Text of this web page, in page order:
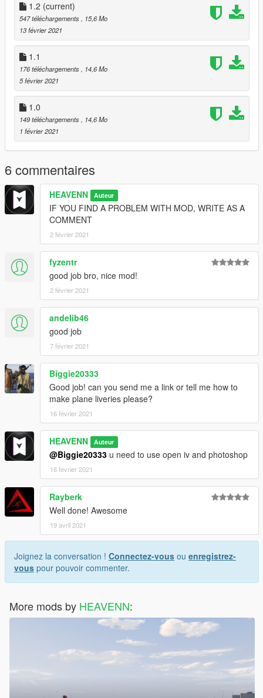
1.2 (current)
547 téléchargements
, 15,6 Mo
13 février 2021
1.1
176 téléchargements
, 14,6 Mo
5 février 2021
1.0
149 téléchargements
, 14,6 Mo
1 février 2021
6 commentaires
HEAVENN Auteur
IF YOU FIND A PROBLEM WITH MOD, WRITE AS A
COMMENT
2 février 2021
fyzentr
good job bro, nice mod!
2 février 2021
andelib46
good job
7 février 2021
Biggie20333
Good job! can you send me a link or tell me how to
make plane liveries please?
16 février 2021
HEAVENN Auteur
@Biggie20333 u need to use open iv and photoshop
16 février 2021
Rayberk
Well done! Awesome
19 avril 2021
Joignez la conversation ! Connectez-vous ou enregistrez-
vous pour pouvoir commenter.
More mods by HEAVENN: